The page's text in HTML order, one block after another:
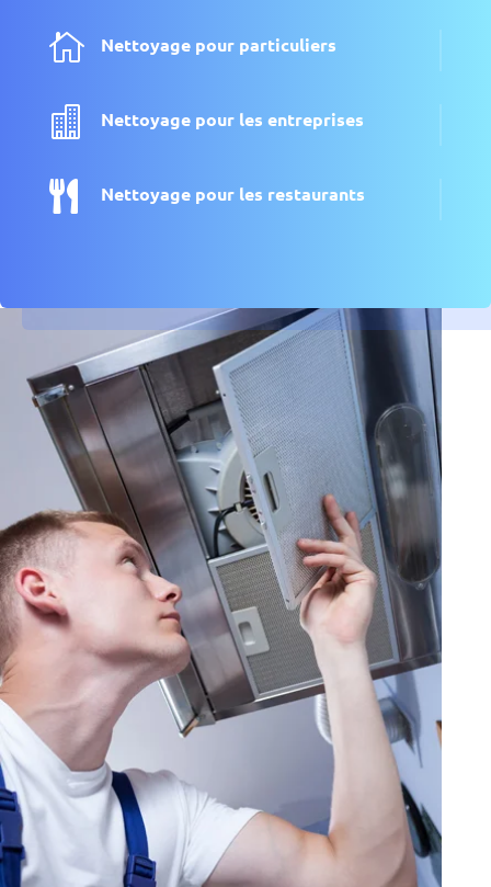
 Nettoyage pour particuliers
 Nettoyage pour les entreprises
 Nettoyage pour les restaurants